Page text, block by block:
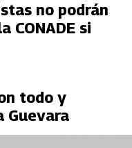
no podrán
CONADE si
todo y
Guevara